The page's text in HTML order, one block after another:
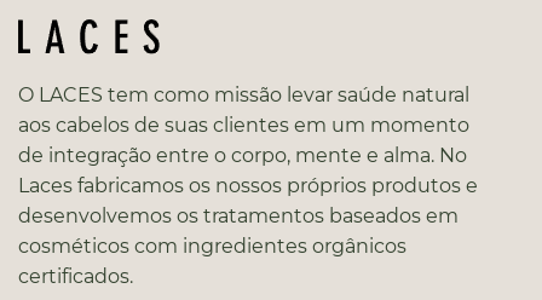
O LACES tem como missão levar saúde natural
aos cabelos de suas clientes em um momento
de integração entre o corpo, mente e alma. No
Laces fabricamos os nossos próprios produtos e
desenvolvemos os tratamentos baseados em
cosméticos com ingredientes orgânicos
certificados.